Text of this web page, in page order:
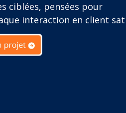
ciblées, pensées pour
interaction en client